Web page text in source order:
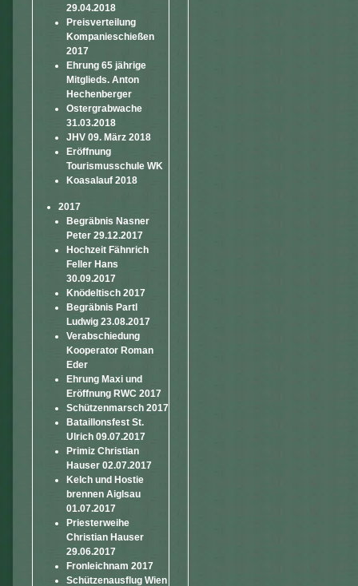
29.04.2018
Preisverteilung
Kompanieschießen
2017
Ehrung 65 jährige
Mitglieds. Anton
Hechenberger
Ostergrabwache
31.03.2018
JHV 09. März 2018
Eröffnung
Tourismusschule WK
Koasalauf 2018
2017
Begräbnis Nasner
Peter 29.12.2017
Hochzeit Fähnrich
Feller Hans
30.09.2017
Knödeltisch 2017
Begräbnis Partl
Ludwig 23.08.2017
Verabschiedung
Kooperator Roman
Eder
Ehrung Maxi und
Eröffnung RWC 2017
Schützenmarsch 2017
Bataillonsfest St.
Ulrich 09.07.2017
Primiz Christian
Hauser 02.07.2017
Kelch und Hostie
brennen Aiglsau
01.07.2017
Priesterweihe
Christian Hauser
29.06.2017
Fronleichnam 2017
Schützenausflug Wien